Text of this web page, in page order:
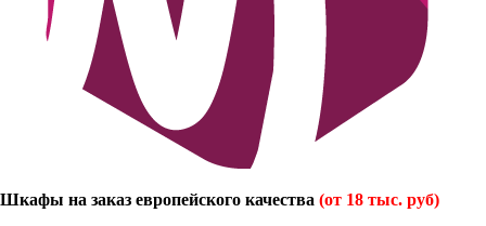
Шкафы на заказ европейского качества (от 18 тыс. руб)